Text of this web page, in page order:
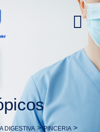
DIGESTIVA>PINCERIA >